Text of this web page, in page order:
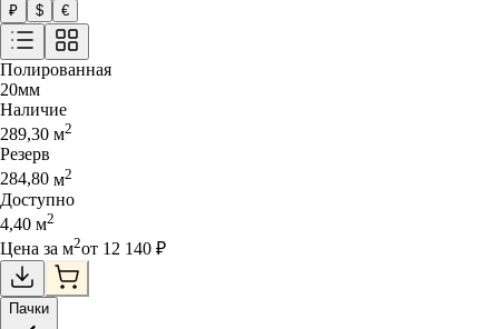
₽ $ €
Полированная
20мм
Наличие
289,30 м2
Резерв
284,80 м2
Доступно
4,40 м2
Цена за м2от 12 140 ₽
Пачки